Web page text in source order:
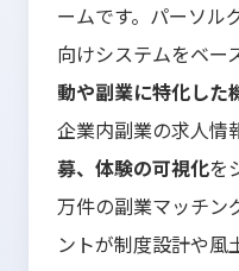
ームです。パーソル
向けシステムをベー
動や副業に特化した
企業内副業の求人情
募、体験の可視化を
万件の副業マッチン
ントが制度設計や風